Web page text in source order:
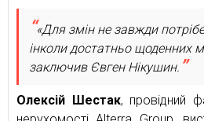
«Для змін не завжди
інколи достатньо щоденних
заключив Євген Нікушин.
Олексій Шестак, провідний